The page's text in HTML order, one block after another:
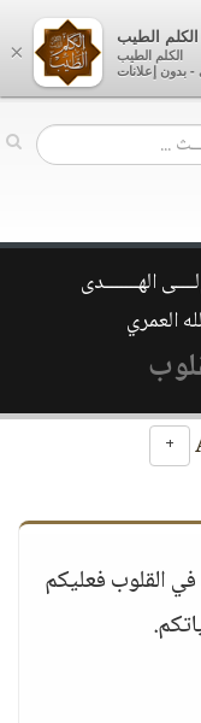
الهـــــــدى
العمري
+
القلوب فعليكم
×
الطيب
الكلم الطيب
- بدون إعلانات